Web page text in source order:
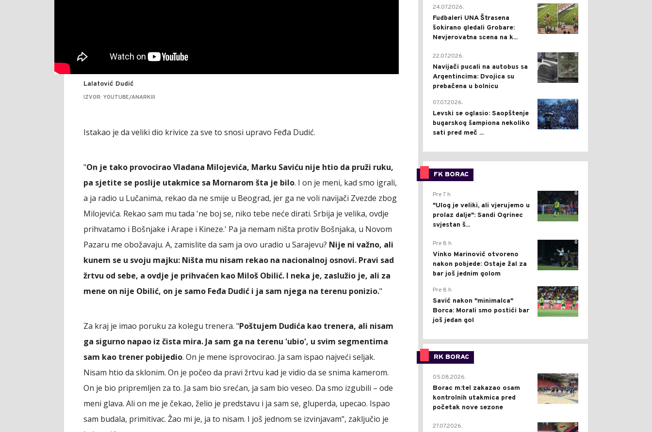
Lalatović Dudić
IZVOR: YOUTUBE/ANARKIII
Istakao je da veliki dio krivice za sve to snosi upravo Feđa Dudić.
"On je tako provocirao Vladana Milojevića, Marku Saviću nije htio da pruži ruku,
pa sjetite se poslije utakmice sa Mornarom šta je bilo. I on je meni, kad smo igrali,
a ja radio u Lučanima, rekao da ne smije u Beograd, jer ga ne voli navijači Zvezde zbog
Milojevića. Rekao sam mu tada 'ne boj se, niko tebe neće dirati. Srbija je velika, ovdje
prihvatamo i Bošnjake i Arape i Kineze.' Pa ja nemam ništa protiv Bošnjaka, u Novom
Pazaru me obožavaju. A, zamislite da sam ja ovo uradio u Sarajevu? Nije ni važno, ali
kunem se u svoju majku: Ništa mu nisam rekao na nacionalnoj osnovi. Pravi sad
žrtvu od sebe, a ovdje je prihvaćen kao Miloš Obilić. I neka je, zaslužio je, ali za
mene on nije Obilić, on je samo Feđa Dudić i ja sam njega na terenu ponizio."
Za kraj je imao poruku za kolegu trenera. "Poštujem Dudića kao trenera, ali nisam
ga sigurno napao iz čista mira. Ja sam ga na terenu 'ubio', u svim segmentima
sam kao trener pobijedio. On je mene isprovocirao. Ja sam ispao najveći seljak.
Nisam htio da sklonim. On je počeo da pravi žrtvu kad je vidio da se snima kamerom.
On je bio pripremljen za to. Ja sam bio srećan, ja sam bio veseo. Da smo izgubili – ode
meni glava. Ali on me je čekao, želio je predstavu i ja sam se, gluperda, upecao. Ispao
sam budala, primitivac. Žao mi je, ja to nisam. I još jednom se izvinjavam", zaključio je
0
24.07.2026.
Fudbaleri UNA Štrasena
šokirano gledali Grobare:
Nevjerovatna scena na k...
0
22.07.2026.
Navijači pucali na autobus sa
Argentincima: Dvojica su
prebačena u bolnicu
1
07.07.2026.
Levski se oglasio: Saopštenje
bugarskog šampiona nekoliko
sati pred meč ...
FK BORAC
0
Pre 7 h
"Ulog je veliki, ali vjerujemo u
prolaz dalje": Sandi Ogrinec
svjestan š...
0
Pre 8 h
Vinko Marinović otvoreno
nakon pobjede: Ostaje žal za
bar još jednim golom
0
Pre 8 h
Savić nakon "minimalca"
Borca: Morali smo postići bar
još jedan gol
RK BORAC
0
05.08.2026.
Borac m:tel zakazao osam
kontrolnih utakmica pred
početak nove sezone
0
27.07.2026.